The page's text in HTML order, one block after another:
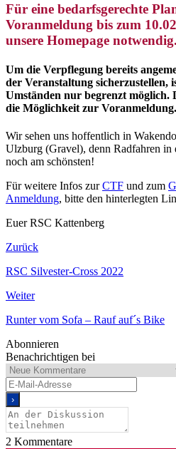
Für eine bedarfsgerechte
Voranmeldung bis zum
unsere Homepage notwendig.
Um die Verpflegung bereits
der Veranstaltung sicherzustellen,
Umständen nur begrenzt
die Möglichkeit zur Voranmeldung.
Wir sehen uns hoffentlich in
Ulzburg (Gravel), denn Radfahren in
noch am schönsten!
Für weitere Infos zurCTF und zum
Anmeldung, bitte den hinterlegten
Euer RSC Kattenberg
Zurück
RSC Silvester-Cross 2022
Weiter
Runter vom Sofa – Rauf auf´s Bike
Abonnieren
Benachrichtigen bei
2 Kommentare